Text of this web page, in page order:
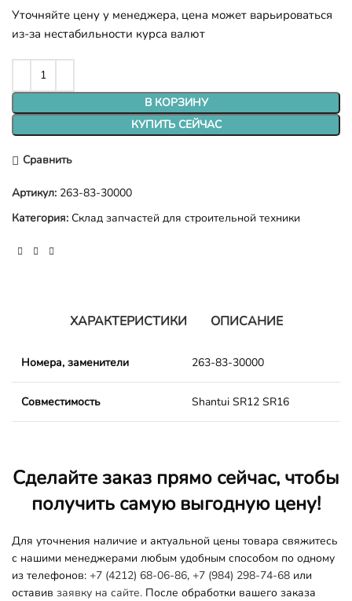
Уточняйте цену у менеджера, цена может варьироваться
из-за нестабильности курса валют
В КОРЗИНУ
КУПИТЬ СЕЙЧАС
Сравнить
Артикул: 263-83-30000
Категория: Склад запчастей для строительной техники
ХАРАКТЕРИСТИКИ ОПИСАНИЕ
Номера, заменители 263-83-30000
Совместимость Shantui SR12 SR16
Сделайте заказ прямо сейчас, чтобы
получить самую выгодную цену!
Для уточнения наличие и актуальной цены товара свяжитесь
с нашими менеджерами любым удобным способом по одному
из телефонов: +7 (4212) 68-06-86, +7 (984) 298-74-68 или
оставив заявку на сайте. После обработки вашего заказа